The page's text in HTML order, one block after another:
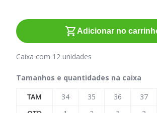
imagens
Adicionar no
Caixa com 12 unidades
Tamanhos e quantidades na caixa
TAM
34 35 36 37